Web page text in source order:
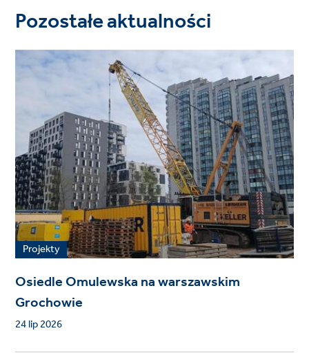
Pozostałe aktualności
Projekty
Osiedle Omulewska na warszawskim
Grochowie
24 lip 2026